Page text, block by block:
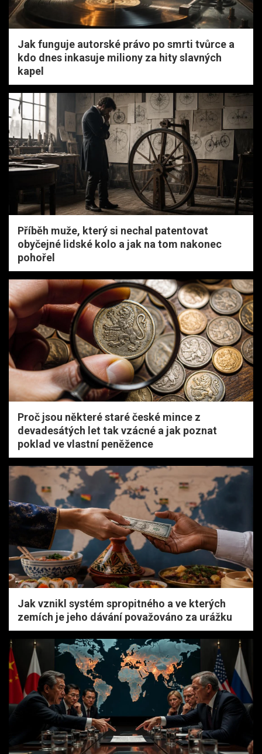
Jak funguje autorské právo po smrti tvůrce a
kdo dnes inkasuje miliony za hity slavných
kapel
Příběh muže, který si nechal patentovat
obyčejné lidské kolo a jak na tom nakonec
pohořel
Proč jsou některé staré české mince z
devadesátých let tak vzácné a jak poznat
poklad ve vlastní peněžence
Jak vznikl systém spropitného a ve kterých
zemích je jeho dávání považováno za urážku